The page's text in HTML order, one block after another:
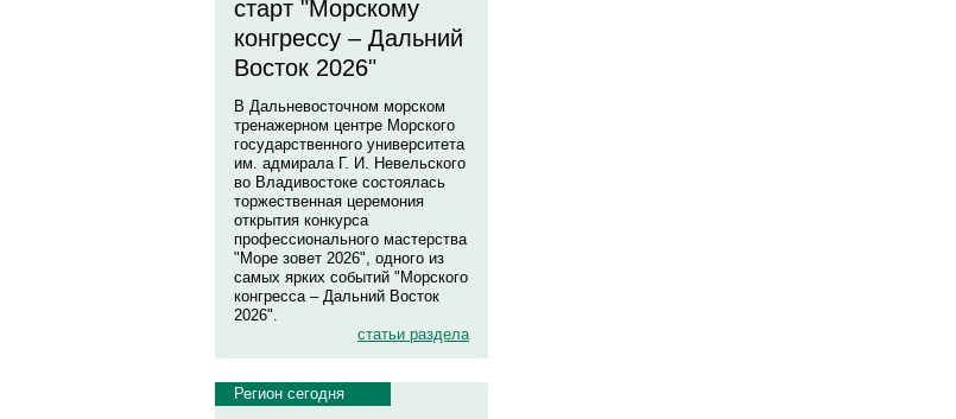
старт "Морскому
конгрессу – Дальний
Восток 2026"
В Дальневосточном морском
тренажерном центре Морского
государственного университета
им. адмирала Г. И. Невельского
во Владивостоке состоялась
торжественная церемония
открытия конкурса
профессионального мастерства
"Море зовет 2026", одного из
самых ярких событий "Морского
конгресса – Дальний Восток
2026".
статьи раздела
Регион сегодня